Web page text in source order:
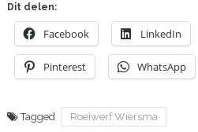
Dit delen:
Facebook LinkedIn
Pinterest WhatsApp
Tagged Roeiwerf Wiersma